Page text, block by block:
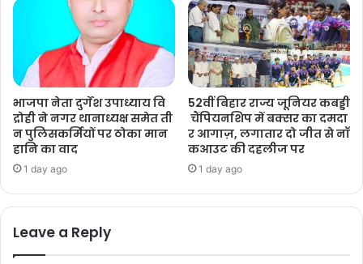
भाजपा नेता दुर्गेश उपाध्याय वि
द्रोही ने नगर थानाध्यक्ष समेत ती
न पुलिसकर्मियों पर ठोका मान
हानि का वाद
1 day ago
52वीं बिहार राज्य जूनियर कबड्डी
चैंपियनशिप में बक्सर का दमदा
र आगाज़, लगातार दो जीत से नॉ
कआउट की दहलीज पर
1 day ago
Leave a Reply